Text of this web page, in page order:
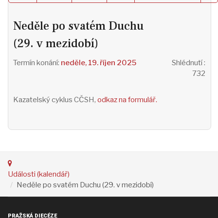
Neděle po svatém Duchu
(29. v mezidobí)
neděle, 19. říjen 2025 Shlédnutí:
732
Kazatelský cyklus CČSH, odkaz na formulář.
Události (kalendář)
Neděle po svatém Duchu (29. v mezidobí)
PRAŽSKÁ DIECÉZE